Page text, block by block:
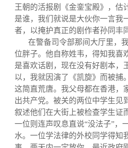
王朝的活报剧《金銮宝殿》，估
是谁，我们就说是大伙你一言我
者，以掩护真正的剧作者孙同丰
在警备司令部那间大厅里，
位胖子。他自称姓韦，得知我喜
是喜欢话剧，现在没有好剧本，
以，我就因演了《凯旋》而被捕
这简直荒唐。我父母都在香港，
出共产党。被关的两位中学生见
叙述他们在大街上被检查学生证
一位则连声叹息直说“没法子”，
水。一位学法律的外校同学得知